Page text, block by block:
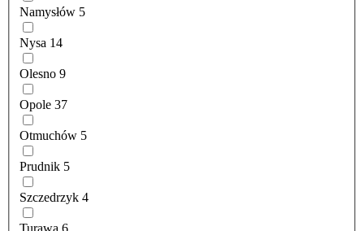
Namysłów 5
Nysa 14
Olesno 9
Opole 37
Otmuchów 5
Prudnik 5
Szczedrzyk 4